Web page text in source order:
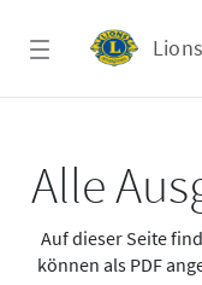
Alle
Auf dieser Seite
können als PDF